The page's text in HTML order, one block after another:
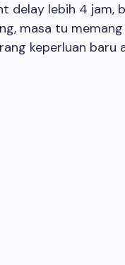
delay lebih 4 jam,
masa tu
keperluan baru